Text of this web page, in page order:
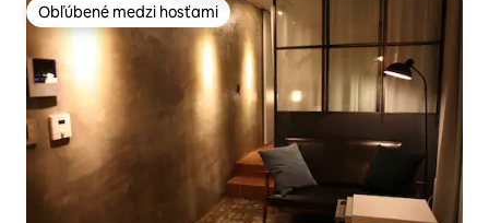
Obľúbené medzi hosťami
Obľúbené medzi hosťami